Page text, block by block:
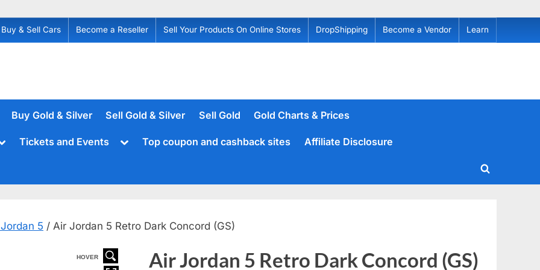
Buy & Sell Cars Become a Reseller Sell Your Products On Online Stores DropShipping Become a Vendor Learn
Buy Gold & Silver Sell Gold & Silver Sell Gold Gold Charts & Prices
Tickets and Events
ToggleTop coupon and cashback sites Affiliate Disclosure
Toggle
5 / Air Jordan 5 Retro Dark Concord (GS)
HOVER Air Jordan 5 Retro Dark Concord (GS)